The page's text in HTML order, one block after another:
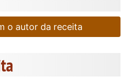
o autor da receita